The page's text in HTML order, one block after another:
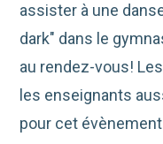
assister à une
dark" dans le
au rendez-vous!
les enseignants
pour cet